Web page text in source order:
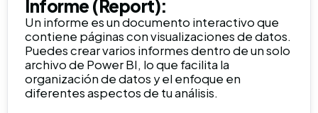
Informe (Report):
Un informe es un documento interactivo que
contiene páginas con visualizaciones de datos.
Puedes crear varios informes dentro de un solo
archivo de Power BI, lo que facilita la
organización de datos y el enfoque en
diferentes aspectos de tu análisis.